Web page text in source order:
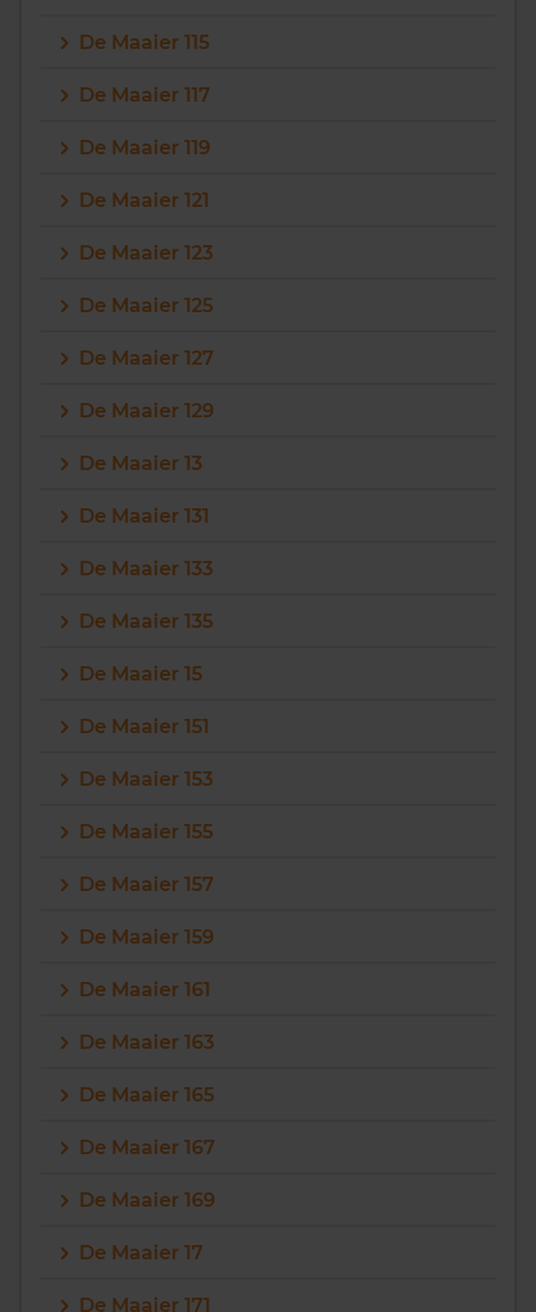
De Maaier 115
De Maaier 117
De Maaier 119
De Maaier 121
De Maaier 123
De Maaier 125
De Maaier 127
De Maaier 129
De Maaier 13
De Maaier 131
De Maaier 133
De Maaier 135
De Maaier 15
De Maaier 151
De Maaier 153
De Maaier 155
De Maaier 157
De Maaier 159
De Maaier 161
De Maaier 163
De Maaier 165
De Maaier 167
De Maaier 169
De Maaier 17
De Maaier 171